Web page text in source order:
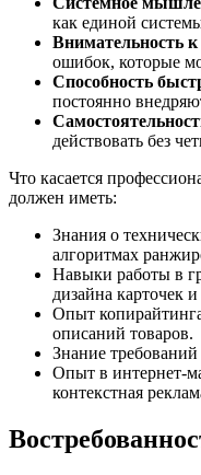
как единой
Внимательность
ошибок, которые
Способность
постоянно
действовать без
Что касается
должен иметь:
Знания о
алгоритмах
Навыки работы в
дизайна карточек
Опыт
описаний товаров.
Знание
Опыт в интернет-
контекстная